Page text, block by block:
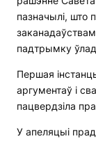
пазначылі, што
падтрымку
Першая
аргументаў і
пацвердзіла
У апеляцыі